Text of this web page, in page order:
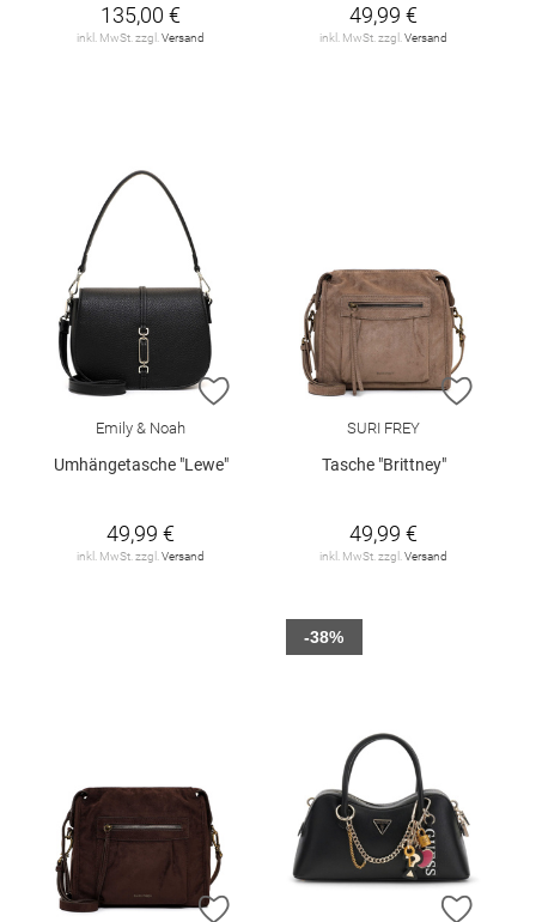
135,00 €
inkl. MwSt. zzgl. Versand
49,99 €
inkl. MwSt. zzgl. Versand
ZUR WUNSCHLISTE HINZUFÜGEN
Emily & Noah
Umhängetasche "Lewe"
49,99 €
inkl. MwSt. zzgl. Versand
ZUR
SURI FREY
Tasche "Brittney"
49,99 €
inkl. MwSt. zzgl. Versand
ZUR WUNSCHLISTE HINZUFÜGEN
ZUR
-38%